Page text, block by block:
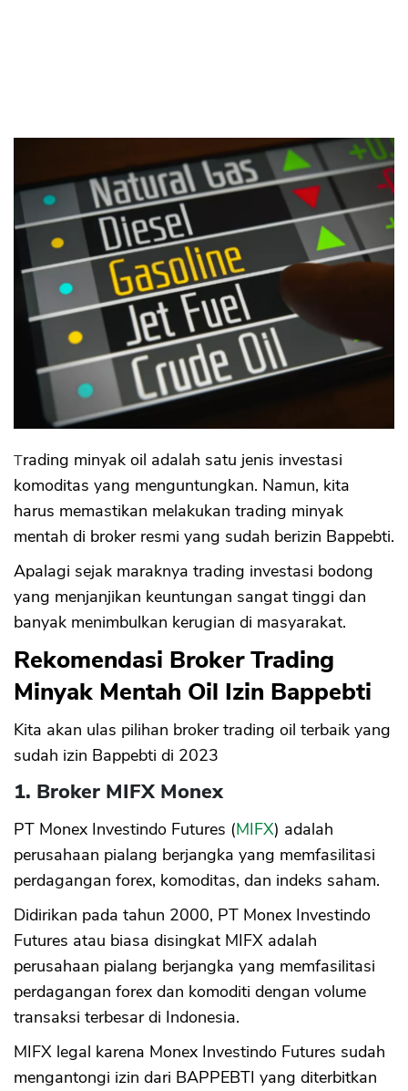
Asuransi
Asuransi Jiwa
Asuransi Kesehatan
Asuransi Syariah
Trading minyak oil adalah satu jenis investasi
komoditas yang menguntungkan. Namun, kita
harus memastikan melakukan trading minyak
mentah di broker resmi yang sudah berizin Bappebti.
Apalagi sejak maraknya trading investasi bodong
yang menjanjikan keuntungan sangat tinggi dan
banyak menimbulkan kerugian di masyarakat.
Rekomendasi Broker Trading
Minyak Mentah Oil Izin Bappebti
Kita akan ulas pilihan broker trading oil terbaik yang
sudah izin Bappebti di 2023
1. Broker MIFX Monex
PT Monex Investindo Futures (MIFX) adalah
perusahaan pialang berjangka yang memfasilitasi
perdagangan forex, komoditas, dan indeks saham.
Didirikan pada tahun 2000, PT Monex Investindo
Futures atau biasa disingkat MIFX adalah
perusahaan pialang berjangka yang memfasilitasi
perdagangan forex dan komoditi dengan volume
transaksi terbesar di Indonesia.
MIFX legal karena Monex Investindo Futures sudah
mengantongi izin dari BAPPEBTI yang diterbitkan